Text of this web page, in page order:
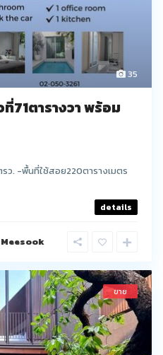
35
71ตารางวา พร้อม
ว. -พื้นที่ใช้สอย220ตารางเมตร
details
ขาย